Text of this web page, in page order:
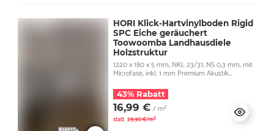
HORI Klick-Hartvinylboden Rigid
SPC Eiche geräuchert
Toowoomba Landhausdiele
Holzstruktur
1220 x 180 x 5 mm, NKL 23/31, NS 0,3 mm, mit
Microfase, inkl. 1 mm Premium Akustik
43% Rabatt
16,99 € / m²
statt 29,90 €/m²